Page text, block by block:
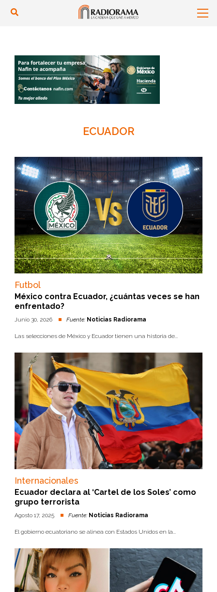
ECUADOR
Futbol
México contra Ecuador, ¿cuántas veces se han
enfrentado?
Junio 30, 2026 Fuente: Noticias Radiorama
Las selecciones de México y Ecuador tienen una historia de...
Internacionales
Ecuador declara al ‘Cartel de los Soles’ como
grupo terrorista
Agosto 17, 2025 Fuente: Noticias Radiorama
El gobierno ecuatoriano se alinea con Estados Unidos en la...